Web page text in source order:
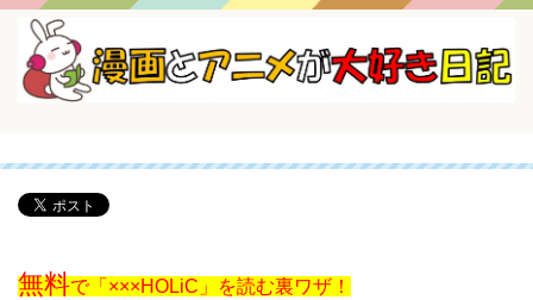
無料で「×××HOLiC」を読む裏ワザ！